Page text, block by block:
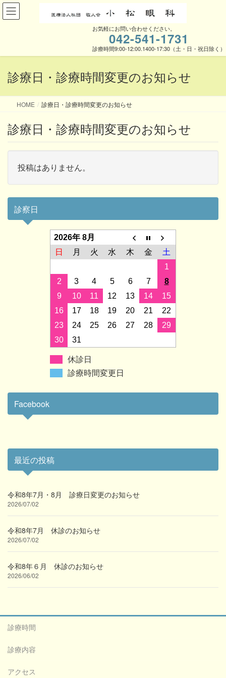
お気軽にお問い合わせください。
042-541-1731
診療時間9:00-12:00.1400-17:30（土・日・祝日除く）
診療日・診療時間変更のお知らせ
HOME 診療日・診療時間変更のお知らせ
診療日・診療時間変更のお知らせ
投稿はありません。
診察日
2026年 8月
日
月 火 水 木 金
土
1
2
3 4 5 6 7
8
9
10 11 12 13 14
15
16
17 18 19 20 21
22
23
24 25 26 27 28
29
30
31
休診日
診療時間変更日
Facebook
最近の投稿
令和8年7月・8月 診療日変更のお知らせ
2026/07/02
令和8年7月 休診のお知らせ
2026/07/02
令和8年６月 休診のお知らせ
2026/06/02
診療時間
診療内容
アクセス